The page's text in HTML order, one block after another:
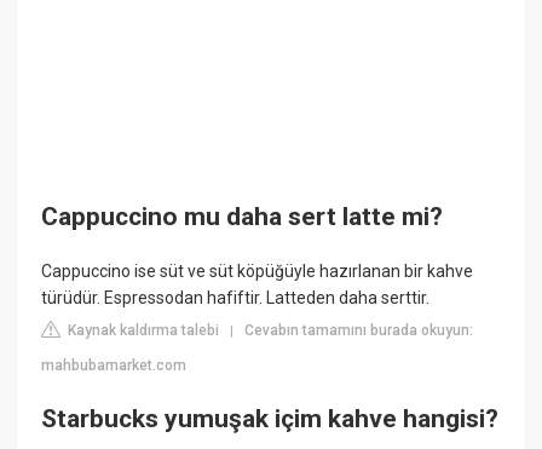
Cappuccino mu daha sert latte mi?
Cappuccino ise süt ve süt köpüğüyle hazırlanan bir kahve
türüdür. Espressodan hafiftir. Latteden daha serttir.
Kaynak kaldırma talebi |Cevabın tamamını burada okuyun:
mahbubamarket.com
Starbucks yumuşak içim kahve hangisi?